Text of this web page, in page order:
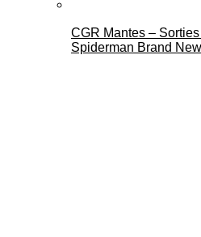
CGR Mantes –
Spiderman Brand